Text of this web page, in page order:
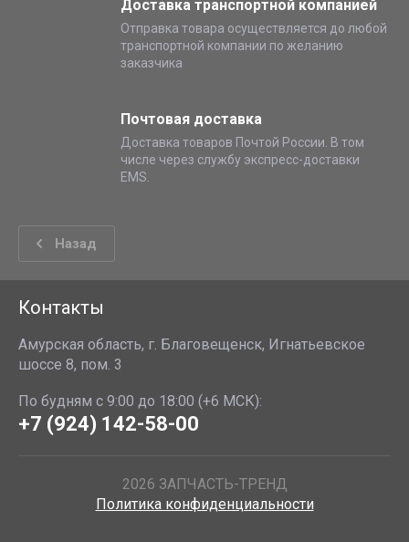
Доставка транспортной компанией
Отправка товара осуществляется до любой
транспортной компании по желанию
заказчика
Почтовая доставка
Доставка товаров Почтой России. В том
числе через службу экспресс-доставки
EMS.
Назад
Контакты
Амурская область, г. Благовещенск, Игнатьевское
шоссе 8, пом. 3
По будням с 9:00 до 18:00 (+6 МСК):
+7 (924) 142-58-00
2026 ЗАПЧАСТЬ-ТРЕНД
Политика конфиденциальности